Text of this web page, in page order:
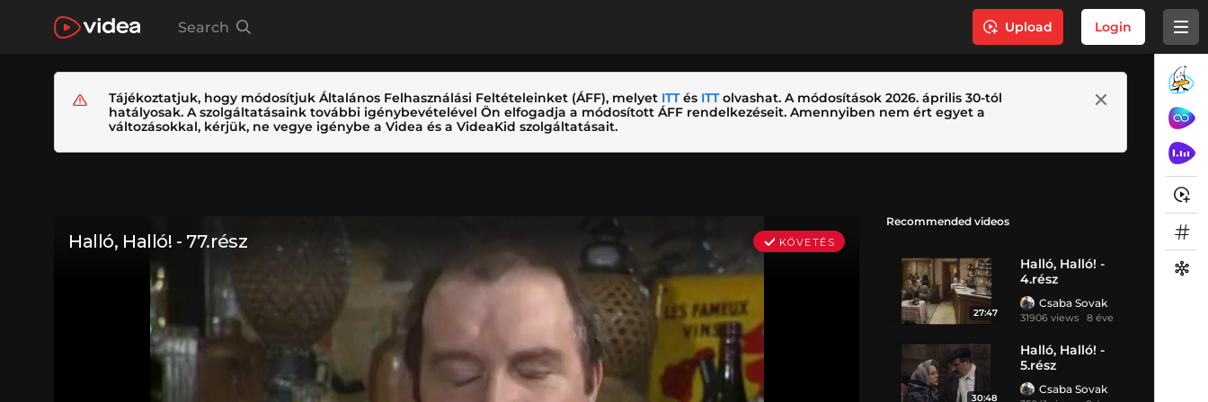
Search Upload Login
Tájékoztatjuk, hogy módosítjuk Általános Felhasználási Feltételeinket (ÁFF), melyet ITTés ITTolvashat. A módosítások 2026. április 30-tól
hatályosak. A szolgáltatásaink további igénybevételével Ön elfogadja a módosított ÁFF rendelkezéseit. Amennyiben nem ért egyet a
változásokkal, kérjük, ne vegye igénybe a Videa és a VideaKid szolgáltatásait.
Recommended videos
27:47
Halló, Halló! -
4.rész
Csaba Sovak
31906 views 8 éve
30:48
Halló, Halló! -
5.rész
Csaba Sovak